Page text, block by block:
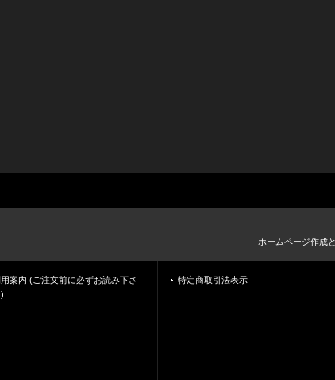
ホームページ作成
用案内 (ご注文前に必ずお読み下さ
特定商取引法表示